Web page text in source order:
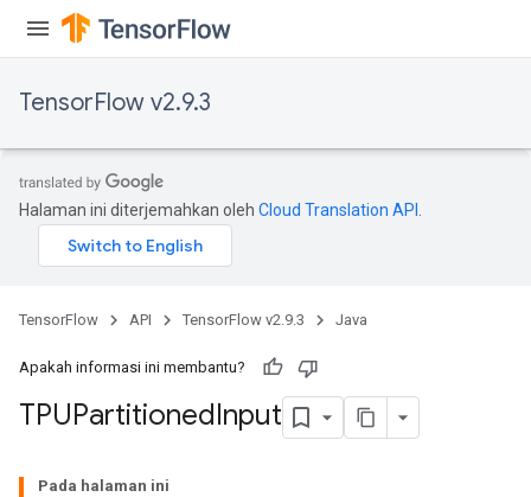
TensorFlow v2.9.3
Halaman ini diterjemahkan oleh Cloud Translation API
TensorFlow API TensorFlow v2.9.3 Java
Apakah informasi ini membantu?
TPUPartitionedInput
Pada halaman ini